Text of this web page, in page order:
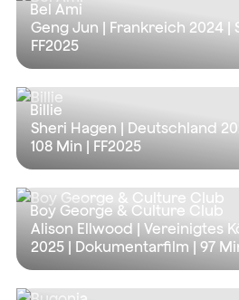
Bel Ami
Geng Jun | Frankreich 2024 |
FF2025
Billie
Sheri Hagen | Deutschland
108 Min | FF2025
Boy George & Culture Club
Alison Ellwood | Vereinigtes
2025 | Dokumentarfilm | 97